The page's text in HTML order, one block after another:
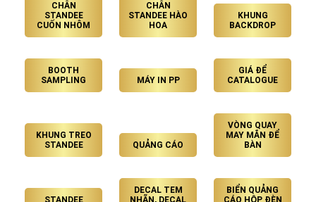
CHÂN
STANDEE
CUỐN NHÔM
CHÂN
STANDEE HÀO
HOA
KHUNG
BACKDROP
BOOTH
SAMPLING
MÁY IN PP
GIÁ ĐỂ
CATALOGUE
KHUNG TREO
STANDEE
QUẢNG CÁO
VÒNG QUAY
MAY MẮN ĐỂ
BÀN
STANDEE
DECAL TEM
NHÃN, DECAL
BIỂN QUẢNG
CÁO HỘP ĐÈN